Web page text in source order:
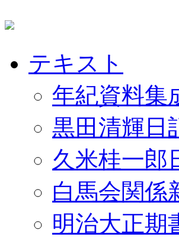
テキスト
年紀資料集
黒田清輝日
久米桂一郎
白馬会関係
明治大正期